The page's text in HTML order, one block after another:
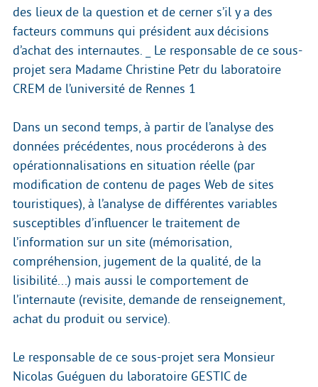
des lieux de la question et de cerner s’il y a des
facteurs communs qui président aux décisions
d’achat des internautes. _ Le responsable de ce sous-
projet sera Madame Christine Petr du laboratoire
CREM de l’université de Rennes 1
Dans un second temps, à partir de l’analyse des
données précédentes, nous procéderons à des
opérationnalisations en situation réelle (par
modification de contenu de pages Web de sites
touristiques), à l’analyse de différentes variables
susceptibles d’influencer le traitement de
l’information sur un site (mémorisation,
compréhension, jugement de la qualité, de la
lisibilité...) mais aussi le comportement de
l’internaute (revisite, demande de renseignement,
achat du produit ou service).
Le responsable de ce sous-projet sera Monsieur
Nicolas Guéguen du laboratoire GESTIC de